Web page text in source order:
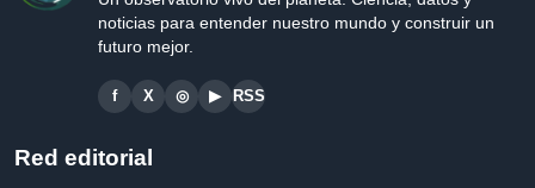
noticias para entender nuestro mundo y construir un
futuro mejor.
f X ◎ ▶ RSS
Red editorial